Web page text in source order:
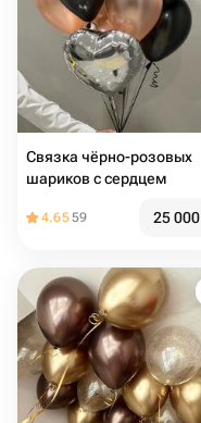
Связка чёрно-розовых
шариков с сердцем
4.6559 25 000